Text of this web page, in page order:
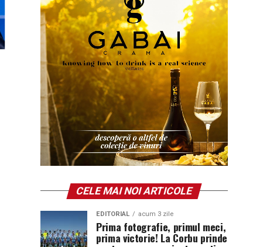
CELE MAI NOI ARTICOLE
EDITORIAL acum 3 zile
Prima fotografie, primul meci,
prima victorie! La Corbu prinde